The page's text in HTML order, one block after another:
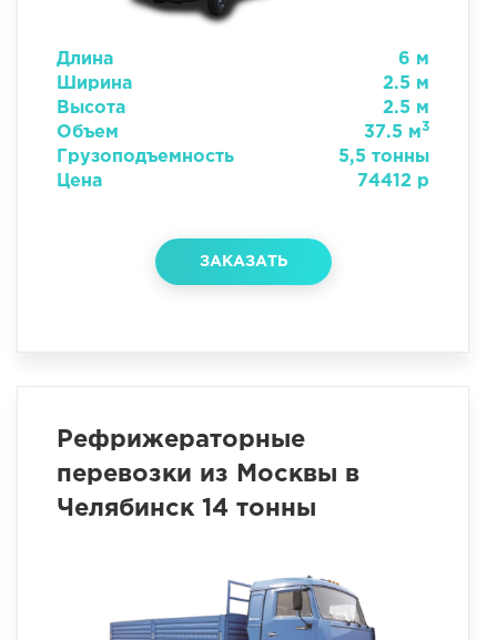
Длина
6 м
Ширина
2.5 м
Высота
2.5 м
Объем
37.5 м3
Грузоподъемность
5,5 тонны
Цена
74412 р
ЗАКАЗАТЬ
Рефрижераторные
перевозки из Москвы в
Челябинск 14 тонны